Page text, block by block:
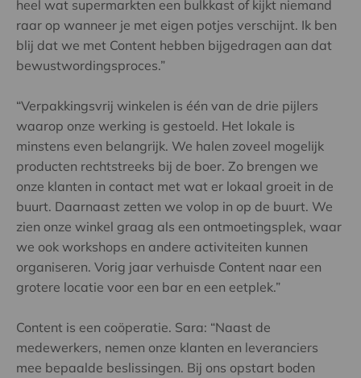
heel wat supermarkten een bulkkast of kijkt niemand
raar op wanneer je met eigen potjes verschijnt. Ik ben
blij dat we met Content hebben bijgedragen aan dat
bewustwordingsproces.”
“Verpakkingsvrij winkelen is één van de drie pijlers
waarop onze werking is gestoeld. Het lokale is
minstens even belangrijk. We halen zoveel mogelijk
producten rechtstreeks bij de boer. Zo brengen we
onze klanten in contact met wat er lokaal groeit in de
buurt. Daarnaast zetten we volop in op de buurt. We
zien onze winkel graag als een ontmoetingsplek, waar
we ook workshops en andere activiteiten kunnen
organiseren. Vorig jaar verhuisde Content naar een
grotere locatie voor een bar en een eetplek.”
Content is een coöperatie. Sara: “Naast de
medewerkers, nemen onze klanten en leveranciers
mee bepaalde beslissingen. Bij ons opstart boden